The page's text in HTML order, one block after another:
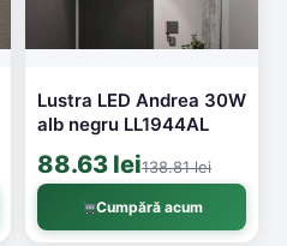
Lustra LED Andrea 30W
alb negru LL1944AL
88.63 lei138.81 lei
Cumpără acum